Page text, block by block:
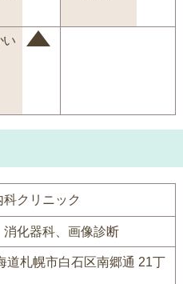
い
クリニック
化器科、画像診断
札幌市白石区南郷通 21丁